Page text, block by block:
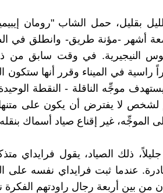
بقليل، حمل الشاب "رومان
أشهر -مؤنة طريق- وانطلق في
النيجيرية. في وقت سابق من
190 متراً راسية في الميناء وقرر أنها
موجِّه الناقلة - النقطة
لشخص لا يفترض أن يكون على
الموجِّه، غير إقناع صياد أسماك
ذلك الصياد، يقول فرايداي
عندما ثبت فرايداي نفسه على
من بين أربعة رجال راودتهم الفكرة